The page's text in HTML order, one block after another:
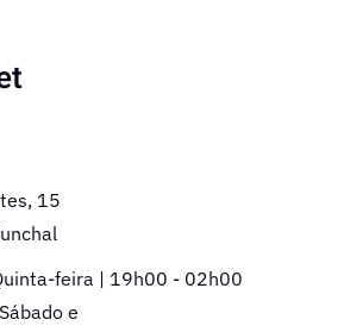
15
feira | 19h00 - 02h00
e